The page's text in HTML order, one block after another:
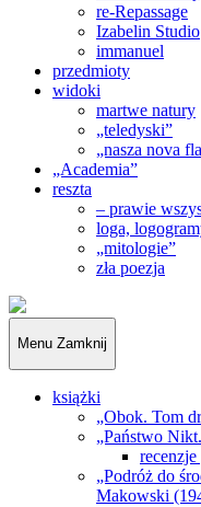
re-Repassage
Izabelin Studio
immanuel
przedmioty
widoki
martwe natury
„teledyski”
„nasza nova
„Academia”
reszta
– prawie
loga,
„mitologie”
zła poezja
„Obywatele…”
Menu Zamknij
książki
„Obok. Tom
„Państwo
„Podróż do
Makowski